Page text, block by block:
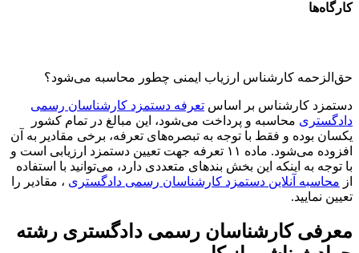
کارشناس ارزیاب ایمنی چطور محاسبه می‌شود؟
کارشناس بر اساستعرفه دستمزد کارشناسان رسمی
محاسبه و پرداخت می‌شود، این مبالغ در تمام کشور
بوده و فقط با توجه به تبصره‌های تعرفه، برخی مقادیر به آن
افزوده می‌شود. ماده ۱۱ تعرفه جهت تعیین دستمزد ارزیابی است و
به اینکه این بخش بندهای متعددی دارد، می‌توانید با استفاده
محاسبه آنلاین دستمزد کارشناسان رسمی دادگستری، مقادیر را
نمایید.
کارشناسان رسمی دادگستری رشته